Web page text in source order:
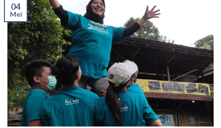
04
Mei